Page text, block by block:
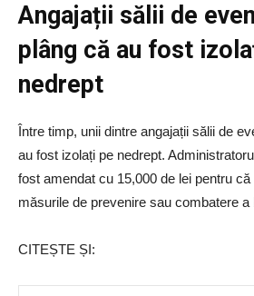
Angajații sălii de
plâng că au fost
nedrept
Între timp, unii dintre angajații sălii de
au fost izolați pe nedrept.
fost amendat cu 15,000 de lei pentru
măsurile de prevenire sau combatere a
CITEȘTE ȘI: